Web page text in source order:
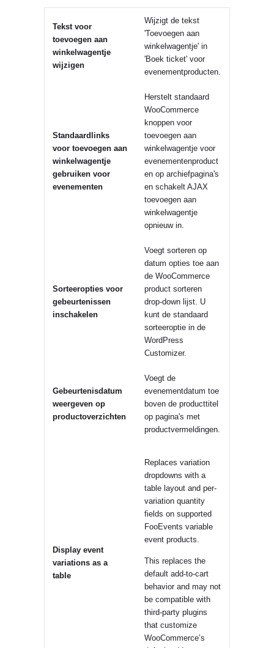
Tekst voor
toevoegen aan
winkelwagentje
wijzigen
Wijzigt de tekst
'Toevoegen aan
winkelwagentje' in
'Boek ticket' voor
evenementproducten.
Standaardlinks
voor toevoegen aan
winkelwagentje
gebruiken voor
evenementen
Herstelt standaard
WooCommerce
knoppen voor
toevoegen aan
winkelwagentje voor
evenementenproduct
en op archiefpagina's
en schakelt AJAX
toevoegen aan
winkelwagentje
opnieuw in.
Sorteeropties voor
gebeurtenissen
inschakelen
Voegt sorteren op
datum opties toe aan
de WooCommerce
product sorteren
drop-down lijst. U
kunt de standaard
sorteeroptie in de
WordPress
Customizer.
Gebeurtenisdatum
weergeven op
productoverzichten
Voegt de
evenementdatum toe
boven de producttitel
op pagina's met
productvermeldingen.
Display event
variations as a
table
Replaces variation
dropdowns with a
table layout and per-
variation quantity
fields on supported
FooEvents variable
event products.
This replaces the
default add-to-cart
behavior and may not
be compatible with
third-party plugins
that customize
WooCommerce’s